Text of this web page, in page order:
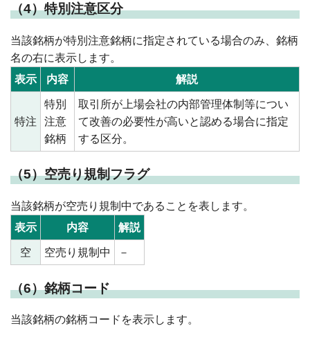
（4）特別注意区分
当該銘柄が特別注意銘柄に指定されている場合のみ、銘柄
名の右に表示します。
表示
内容 解説
特注
特別
注意
銘柄
取引所が上場会社の内部管理体制等につい
て改善の必要性が高いと認める場合に指定
する区分。
（5）空売り規制フラグ
当該銘柄が空売り規制中であることを表します。
表示
内容 解説
空 空売り規制中 －
（6）銘柄コード
当該銘柄の銘柄コードを表示します。